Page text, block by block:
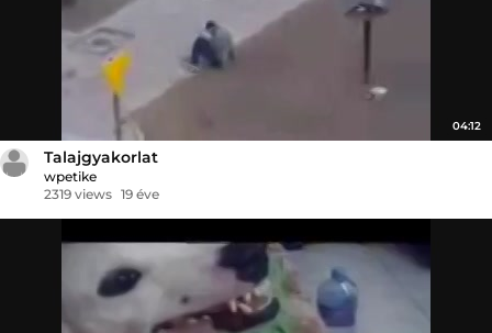
04:12
Talajgyakorlat
wpetike
2319 views 19 éve